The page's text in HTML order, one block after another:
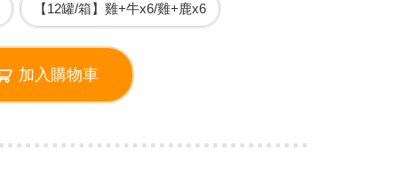
【12罐/箱】雞+牛x6/雞+鹿x6
加入購物車